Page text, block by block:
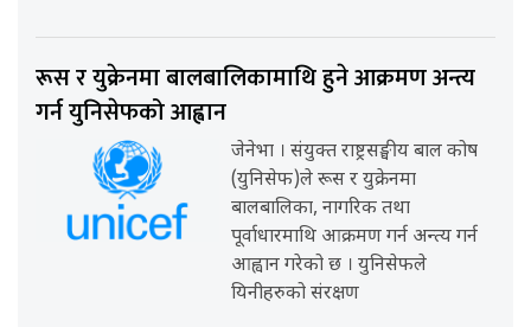
रूस र युक्रेनमा बालबालिकामाथि हुने आक्रमण अन्त्य
गर्न युनिसेफको आह्वान
जेनेभा । संयुक्त राष्ट्रसङ्घीय बाल कोष
(युनिसेफ)ले रूस र युक्रेनमा
बालबालिका, नागरिक तथा
पूर्वाधारमाथि आक्रमण गर्न अन्त्य गर्न
आह्वान गरेको छ । युनिसेफले
यिनीहरुको संरक्षण